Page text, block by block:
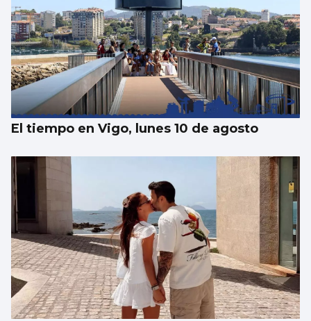
Se agrava la situación en Ceuta para
reubicar a los menores inmigrantes
El tiempo en Vigo, lunes 10 de agosto